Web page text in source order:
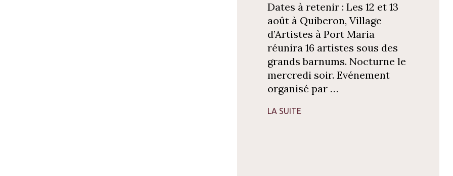
Dates à retenir : Les 12 et 13
août à Quiberon, Village
d’Artistes à Port Maria
réunira 16 artistes sous des
grands barnums. Nocturne le
mercredi soir. Evénement
organisé par …
LA SUITE